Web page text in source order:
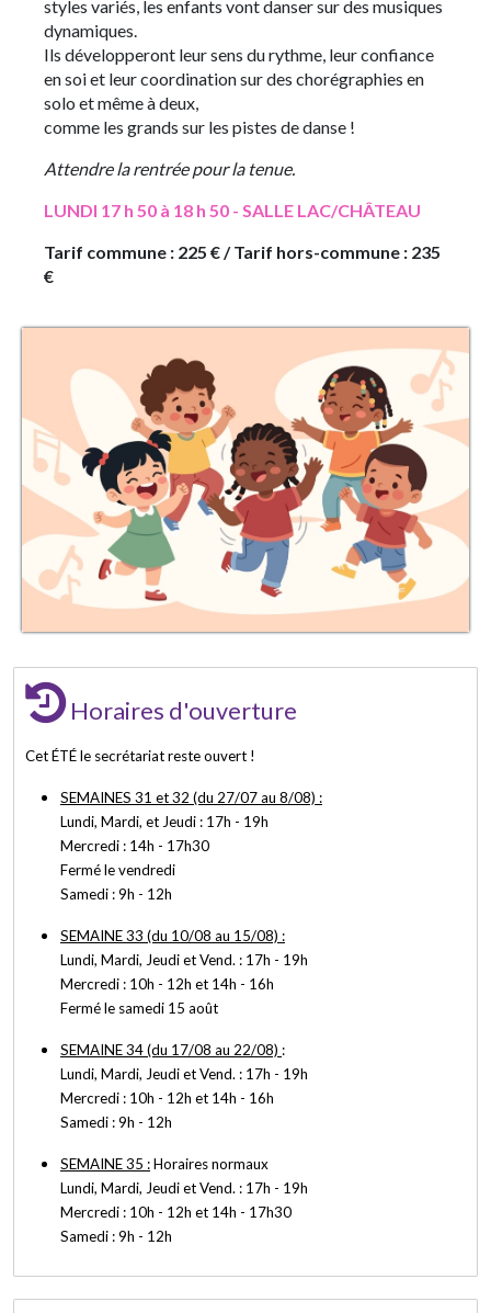
styles variés, les enfants vont danser sur des musiques
dynamiques.
Ils développeront leur sens du rythme, leur confiance
en soi et leur coordination sur des chorégraphies en
solo et même à deux,
comme les grands sur les pistes de danse !
Attendre la rentrée pour la tenue.
LUNDI 17 h 50 à 18 h 50 - SALLE LAC/CHÂTEAU
Tarif commune : 225 € / Tarif hors-commune : 235
€
Horaires d'ouverture
Cet ÉTÉ le secrétariat reste ouvert !
SEMAINES 31 et 32 (du 27/07 au 8/08) :
Lundi, Mardi, et Jeudi : 17h - 19h
Mercredi : 14h - 17h30
Fermé le vendredi
Samedi : 9h - 12h
SEMAINE 33 (du 10/08 au 15/08) :
Lundi, Mardi, Jeudi et Vend. : 17h - 19h
Mercredi : 10h - 12h et 14h - 16h
Fermé le samedi 15 août
SEMAINE 34 (du 17/08 au 22/08) :
Lundi, Mardi, Jeudi et Vend. : 17h - 19h
Mercredi : 10h - 12h et 14h - 16h
Samedi : 9h - 12h
SEMAINE 35 :Horaires normaux
Lundi, Mardi, Jeudi et Vend. : 17h - 19h
Mercredi : 10h - 12h et 14h - 17h30
Samedi : 9h - 12h